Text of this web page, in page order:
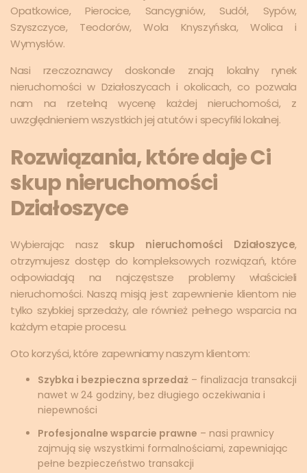
Opatkowice, Pierocice, Sancygniów, Sudół, Sypów,
Szyszczyce, Teodorów, Wola Knyszyńska, Wolica i
Wymysłów.
Nasi rzeczoznawcy doskonale znają lokalny rynek
nieruchomości w Działoszycach i okolicach, co pozwala
nam na rzetelną wycenę każdej nieruchomości, z
uwzględnieniem wszystkich jej atutów i specyfiki lokalnej.
Rozwiązania, które daje Ci
skup nieruchomości
Działoszyce
Wybierając nasz skup nieruchomości Działoszyce,
otrzymujesz dostęp do kompleksowych rozwiązań, które
odpowiadają na najczęstsze problemy właścicieli
nieruchomości. Naszą misją jest zapewnienie klientom nie
tylko szybkiej sprzedaży, ale również pełnego wsparcia na
każdym etapie procesu.
Oto korzyści, które zapewniamy naszym klientom:
Szybka i bezpieczna sprzedaż – finalizacja transakcji
nawet w 24 godziny, bez długiego oczekiwania i
niepewności
Profesjonalne wsparcie prawne – nasi prawnicy
zajmują się wszystkimi formalnościami, zapewniając
pełne bezpieczeństwo transakcji